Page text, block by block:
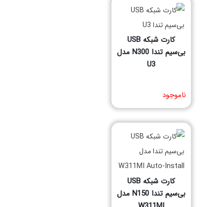
کارت شبکه USB
بی‌سیم تندا N300 مدل
U3
ناموجود
مشخصات فنی محصول
کارت شبکه USB
بی‌سیم تندا N150 مدل